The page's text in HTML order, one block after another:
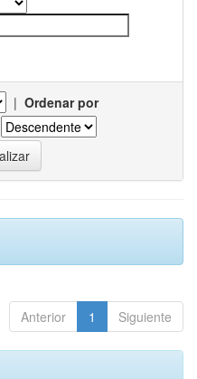
| Ordenar por
Anterior 1 Siguiente